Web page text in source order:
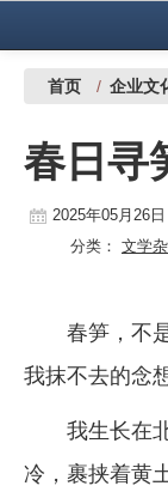
中国有色金属报社主办
铜镍铅锌
铝
科技
地矿 建设
首页 / 企业文
春日寻
2025年05月26
分类： 文学
春笋，不
我抹不去的念想
我生长在
冷，裹挟着黄